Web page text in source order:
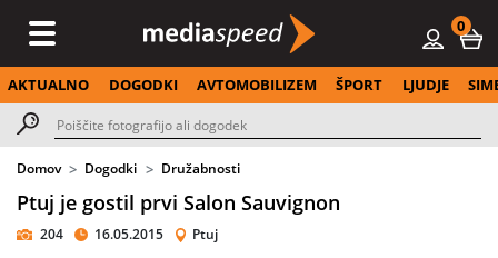
0
AKTUALNO DOGODKI AVTOMOBILIZEM ŠPORT LJUDJE
Domov Dogodki Družabnosti
Ptuj je gostil prvi Salon Sauvignon
204 16.05.2015 Ptuj